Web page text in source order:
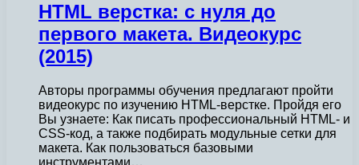
HTМL версткa: с нуля до
первого макета. Видеокурс
(2015)
Авторы программы обучения предлагают пройти
видеокурс по изучению HTML-верстке. Пройдя его
Вы узнаете: Как писать профессиональный HTML- и
СSS-код, а также подбирать модульные сетки для
макета. Как пользоваться базовыми